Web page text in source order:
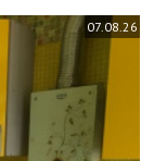
07.08.26